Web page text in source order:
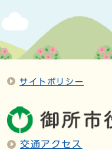
サイトポリシー
交通アクセス